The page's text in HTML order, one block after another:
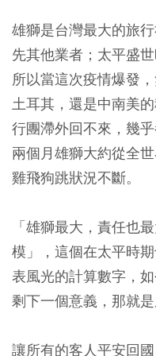
雄獅是台灣最大的旅
先其他業者；太平盛
所以當這次疫情爆發
土耳其，還是中南美
行團滯外回不來，幾
兩個月雄獅大約從全
雞飛狗跳狀況不斷。
「雄獅最大，責任也
模」，這個在太平時
表風光的計算數字，
剩下一個意義，那就是
讓所有的客人平安回